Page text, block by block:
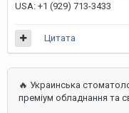
USA: +1 (929) 713-3433
Цитата
🔥 Украинська
преміум обладнання та